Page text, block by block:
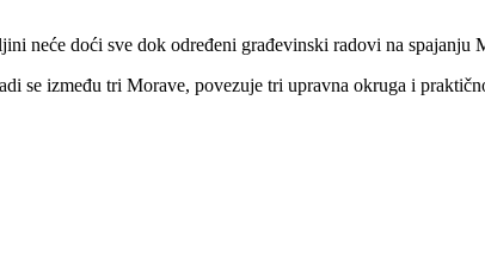
neće doći sve dok određeni građevinski radovi na
se između tri Morave, povezuje tri upravna okruga i